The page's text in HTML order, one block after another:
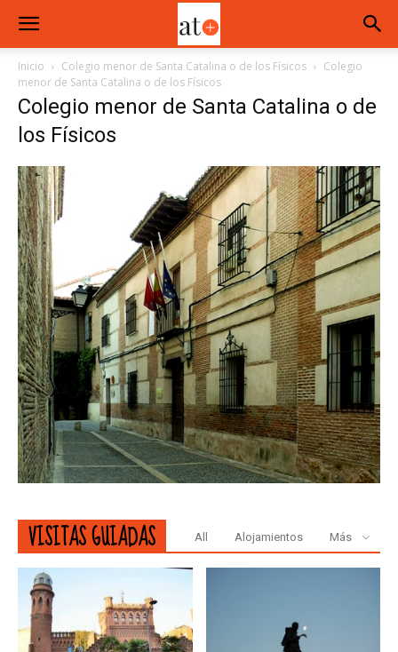
Inicio Colegio menor de Santa Catalina o de los Físicos
Colegio
menor de Santa Catalina o de los Físicos
Colegio menor de Santa Catalina o de
los Físicos
VISITAS GUIADAS All Alojamientos Más